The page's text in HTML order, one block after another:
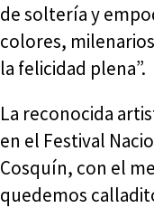
de soltería y
colores,
la felicidad plena”.
La reconocida
en el Festival
Cosquín, con el
quedemos